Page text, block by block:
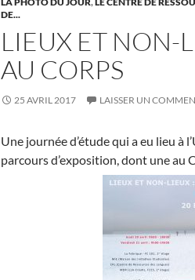
DE...
LIEUX ET NON-
AU CORPS
25 AVRIL 2017 LAISSER UN
Une journée d’étude qui a eu lieu à
parcours d’exposition, dont une au